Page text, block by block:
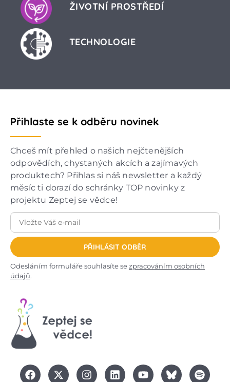
ŽIVOTNÍ PROSTŘEDÍ
TECHNOLOGIE
Přihlaste se k odběru novinek
Chceš mít přehled o našich nejčtenějších
odpovědích, chystaných akcích a zajímavých
produktech? Přihlas si náš newsletter a každý
měsíc ti dorazí do schránky TOP novinky z
projektu Zeptej se vědce!
PŘIHLÁSIT ODBĚR
Odesláním formuláře souhlasíte sezpracováním osobních
údajů.